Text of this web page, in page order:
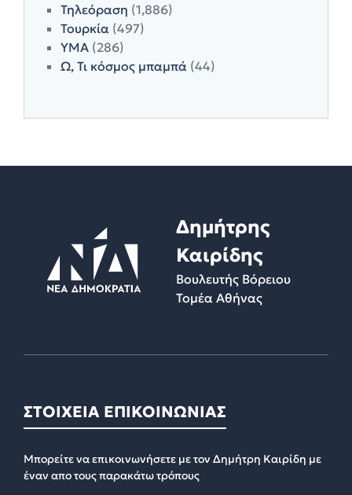
Τηλεόραση (1,886)
Τουρκία (497)
ΥΜΑ (286)
Ω, Τι κόσμος μπαμπά (44)
Δημήτρης
Καιρίδης
Βουλευτής Βόρειου
Τομέα Αθήνας
ΣΤΟΙΧΕΙΑ ΕΠΙΚΟΙΝΩΝΙΑΣ
Μπορείτε να επικοινωνήσετε με τον Δημήτρη Καιρίδη με
έναν απο τους παρακάτω τρόπους